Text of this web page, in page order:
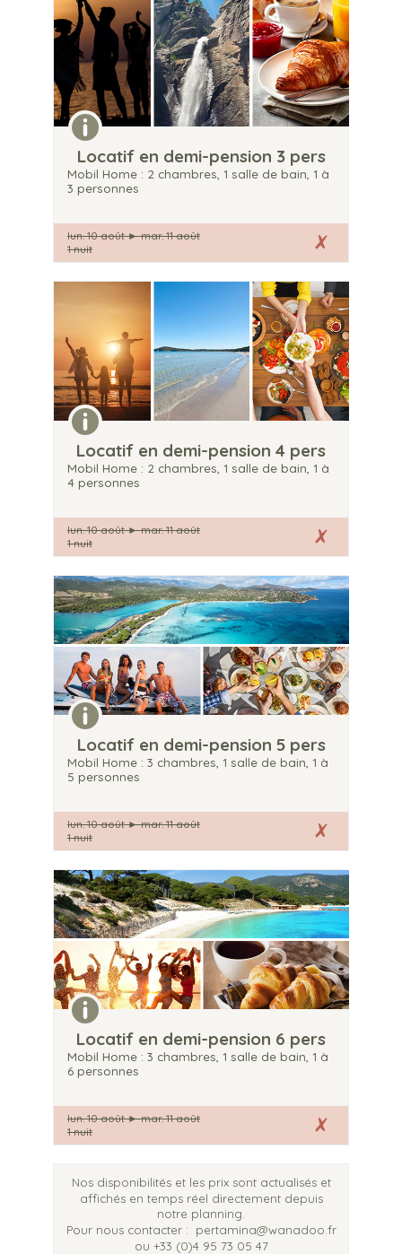
Locatif en demi-pension 3 pers
Mobil Home : 2 chambres, 1 salle de bain, 1 à
3 personnes
lun. 10 août►mar. 11 août
1 nuit
Locatif en demi-pension 4 pers
Mobil Home : 2 chambres, 1 salle de bain, 1 à
4 personnes
lun. 10 août►mar. 11 août
1 nuit
Locatif en demi-pension 5 pers
Mobil Home : 3 chambres, 1 salle de bain, 1 à
5 personnes
lun. 10 août►mar. 11 août
1 nuit
Locatif en demi-pension 6 pers
Mobil Home : 3 chambres, 1 salle de bain, 1 à
6 personnes
lun. 10 août►mar. 11 août
1 nuit
Nos disponibilités et les prix sont actualisés et
affichés en temps réel directement depuis
notre planning.
Pour nous contacter :
pertamina@wanadoo.fr
ou +33 (0)4 95 73 05 47